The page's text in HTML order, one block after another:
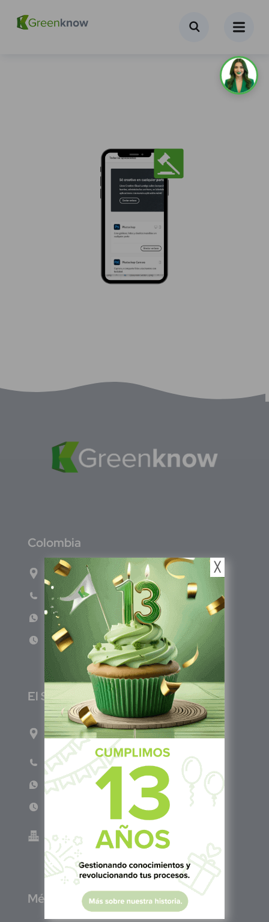
Colombia
Carrera 71G #117-67 INT 3 OFI 701
Teléfono: (601) 522 3869
WhatsApp: +57 317 4651554
Lun - Vie 8:00am - 5:00pm
El Salvador
1ro Cll Pte, y 61 Av Nte, #3206, Local 9, San
Salvador Centro
Teléfono: +503 6986 1402
WhatsApp: +503 7687 3923
Lun - Vie 8:00am - 5:00pm
Green Know S.A de C.V - El Salvador 0614-
220118-102-0
México
╳